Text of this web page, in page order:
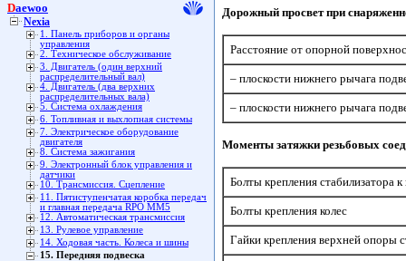
Daewoo
Nexia
1. Панель приборов и органы
управления
2. Техническое обслуживание
3. Двигатель (один верхний
распределительный вал)
4. Двигатель (два верхних
распределительных вала)
5. Система охлаждения
6. Топливная и выхлопная системы
7. Электрическое оборудование
двигателя
8. Система зажигания
9. Электронный блок управления и
датчики
10. Трансмиссия. Сцепление
11. Пятиступенчатая коробка передач
и главная передача RPO MM5
12. Автоматическая трансмиссия
13. Рулевое управление
14. Ходовая часть. Колеса и шины
15. Передняя подвеска
Дорожный просвет при
Расстояние от опорной
– плоскости нижнего рычага
– плоскости нижнего рычага
Моменты затяжки резьбовых
Болты крепления стабилизатора к
Болты крепления колес
Гайки крепления верхней опоры